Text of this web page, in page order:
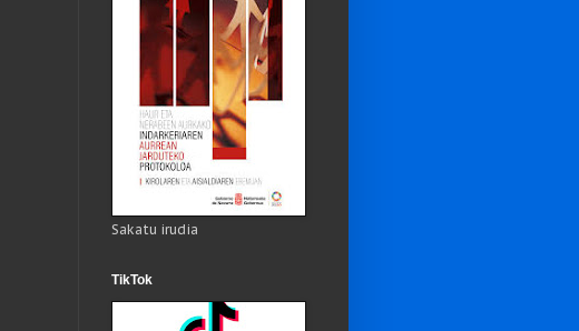
Sakatu irudia
TikTok